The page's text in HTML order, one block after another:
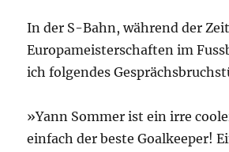
In der S-Bahn, während der
Europameisterschaften im
ich folgendes
»Yann Sommer ist ein irre
einfach der beste Goalkeeper!